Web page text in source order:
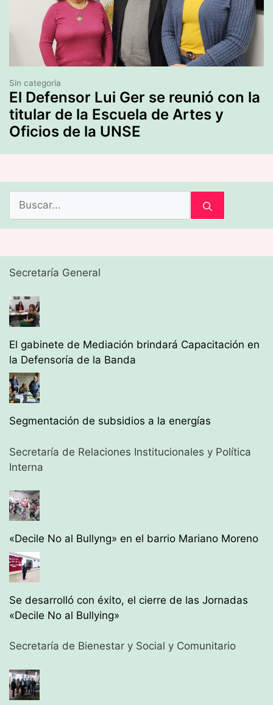
El Defensor Lui Ger se reunió con la
titular de la Escuela de Artes y
Oficios de la UNSE
Sin categoría
Buscar:
Secretaría General
El gabinete de Mediación brindará Capacitación en
la Defensoría de la Banda
Segmentación de subsidios a la energías
Secretaría de Relaciones Institucionales y Política
Interna
«Decile No al Bullyng» en el barrio Mariano Moreno
Se desarrolló con éxito, el cierre de las Jornadas
«Decile No al Bullying»
Secretaría de Bienestar y Social y Comunitario